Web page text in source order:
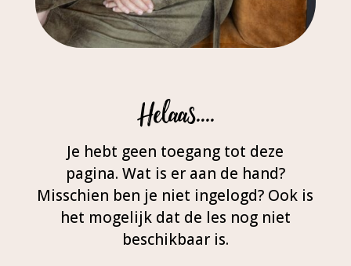
Helaas….
Je hebt geen toegang tot deze
pagina. Wat is er aan de hand?
Misschien ben je niet ingelogd? Ook is
het mogelijk dat de les nog niet
beschikbaar is.